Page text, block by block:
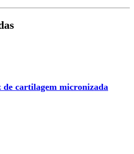
cartilagem micronizada